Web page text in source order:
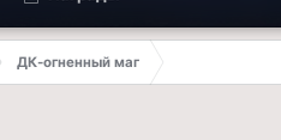
ДК-огненный маг